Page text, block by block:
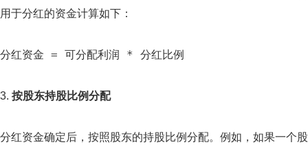
用于分红的资金计算如下：
分红资金 = 可分配利润 * 分红比例
3. 按股东持股比例分配
分红资金确定后，按照股东的持股比例分配。例如，如果一个